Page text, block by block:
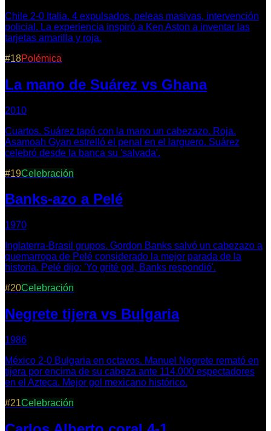
Chile 2-0 Italia. 4 expulsados, peleas masivas, intervención
policial. La experiencia inspiró a Ken Aston a inventar las
tarjetas amarilla y roja.
#18Polémica
La mano de Suárez vs Ghana
2010
Cuartos. Suárez tapó con la mano un cabezazo. Roja.
Asamoah Gyan estrelló el penal en el larguero. Suárez
celebró desde la banca su 'salvada'.
#19Celebración
Banks-azo a Pelé
1970
Inglaterra-Brasil grupos. Gordon Banks salvó un cabezazo a
quemarropa de Pelé considerado la mejor parada de la
historia. Pelé dijo: 'Yo grité gol, Banks respondió'.
#20Celebración
Negrete tijera vs Bulgaria
1986
México 2-0 Bulgaria en octavos. Manuel Negrete remató en
tijera por encima de su cabeza ante 114.000 espectadores
en el Azteca. Mejor gol mexicano histórico.
#21Celebración